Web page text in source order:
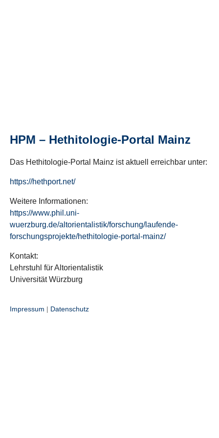
HPM – Hethitologie-Portal Mainz
Das Hethitologie-Portal Mainz ist aktuell erreichbar unter:
https://hethport.net/
Weitere Informationen:
https://www.phil.uni-
wuerzburg.de/altorientalistik/forschung/laufende-
forschungsprojekte/hethitologie-portal-mainz/
Kontakt:
Lehrstuhl für Altorientalistik
Universität Würzburg
Impressum | Datenschutz